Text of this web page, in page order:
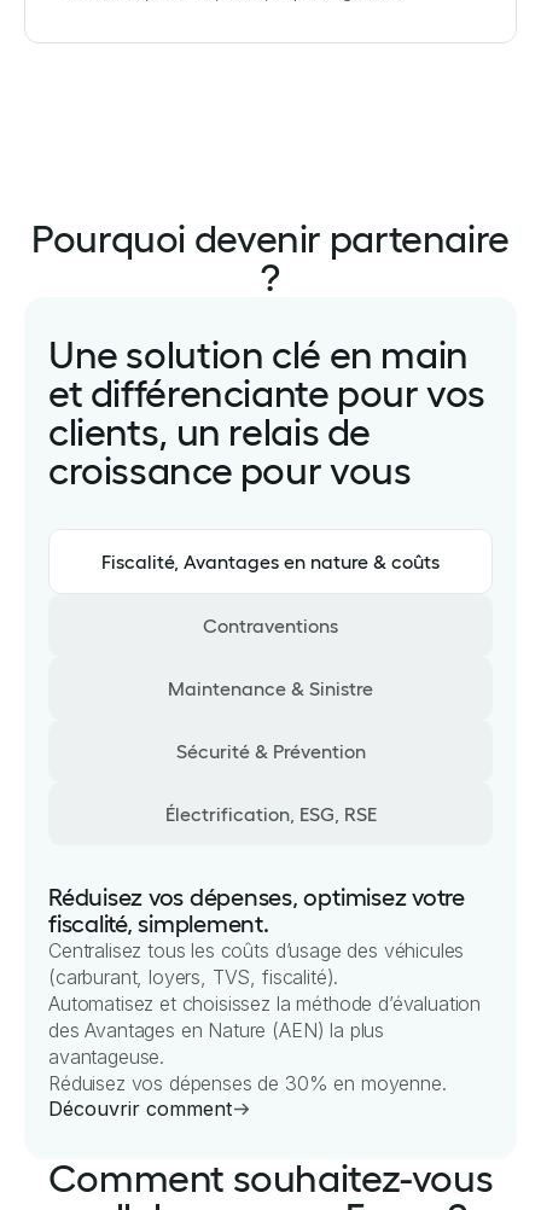
Pourquoi devenir partenaire
?
Une solution clé en main
et différenciante pour vos
clients, un relais de
croissance pour vous
Fiscalité, Avantages en nature & coûts
Contraventions
Maintenance & Sinistre
Sécurité & Prévention
Électrification, ESG, RSE
Réduisez vos dépenses, optimisez votre
fiscalité, simplement.
Centralisez tous les coûts d’usage des véhicules
(carburant, loyers, TVS, fiscalité).
Automatisez et choisissez la méthode d’évaluation
des Avantages en Nature (AEN) la plus
avantageuse.
Réduisez vos dépenses de 30% en moyenne.
Découvrir comment
Comment souhaitez-vous